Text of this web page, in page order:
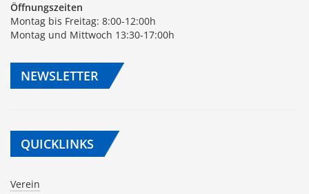
Öffnungszeiten
Montag bis Freitag: 8:00-12:00h
Montag und Mittwoch 13:30-17:00h
NEWSLETTER
QUICKLINKS
Verein